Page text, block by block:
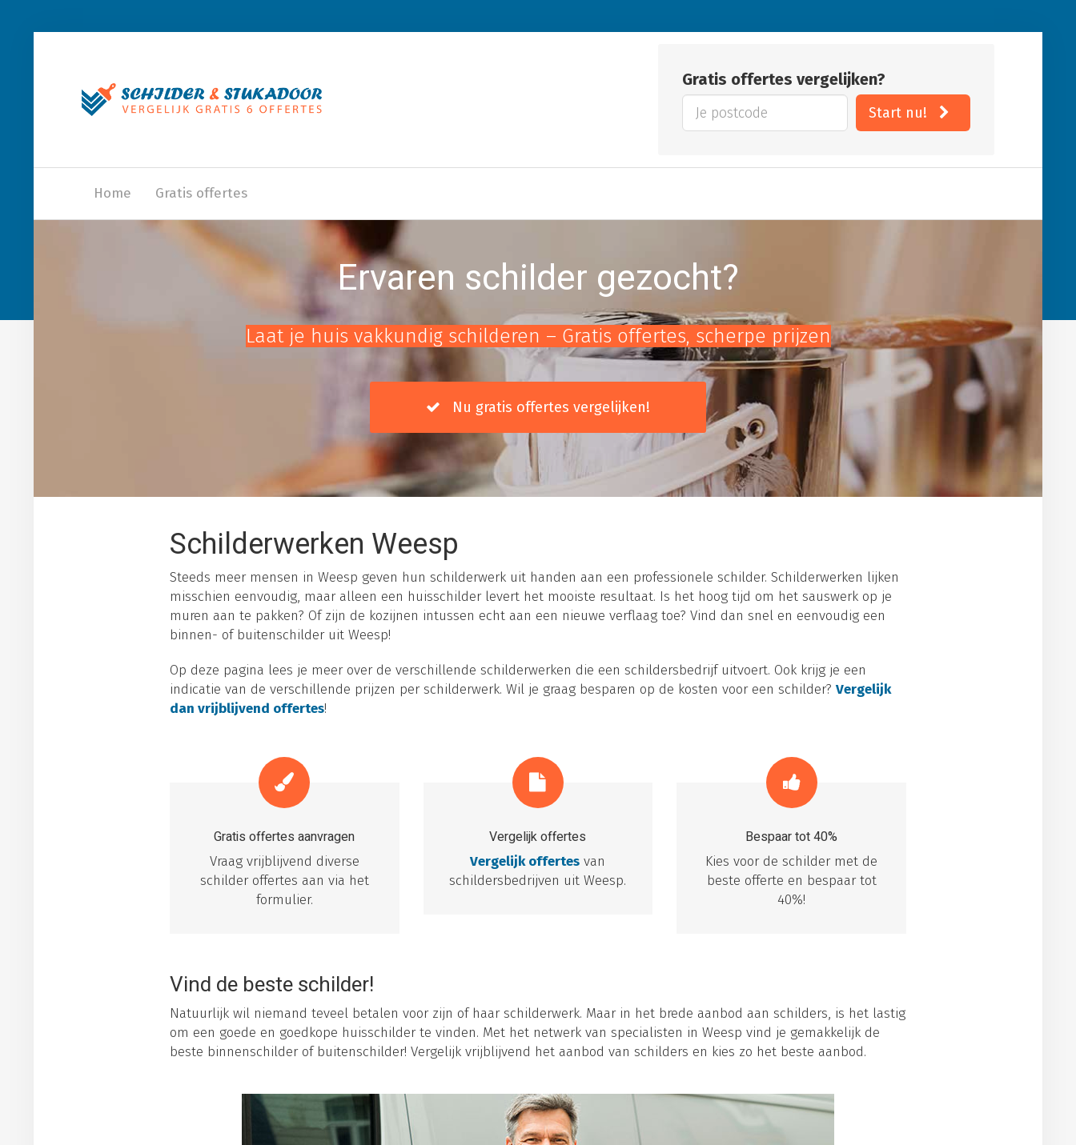
Gratis offertes vergelijken?
Start nu!
Home Gratis offertes
Ervaren schilder gezocht?
Laat je huis vakkundig schilderen – Gratis offertes, scherpe prijzen
Nu gratis offertes vergelijken!
Schilderwerken Weesp
Steeds meer mensen in Weesp geven hun schilderwerk uit handen aan een professionele schilder. Schilderwerken lijken
misschien eenvoudig, maar alleen een huisschilder levert het mooiste resultaat. Is het hoog tijd om het sauswerk op je
muren aan te pakken? Of zijn de kozijnen intussen echt aan een nieuwe verflaag toe? Vind dan snel en eenvoudig een
binnen- of buitenschilder uit Weesp!
Op deze pagina lees je meer over de verschillende schilderwerken die een schildersbedrijf uitvoert. Ook krijg je een
indicatie van de verschillende prijzen per schilderwerk. Wil je graag besparen op de kosten voor een schilder? Vergelijk
dan vrijblijvend offertes!
Gratis offertes aanvragen
Vraag vrijblijvend diverse
schilder offertes aan via het
formulier.
Vergelijk offertes
Vergelijk offertes van
schildersbedrijven uit Weesp.
Bespaar tot 40%
Kies voor de schilder met de
beste offerte en bespaar tot
40%!
Vind de beste schilder!
Natuurlijk wil niemand teveel betalen voor zijn of haar schilderwerk. Maar in het brede aanbod aan schilders, is het lastig
om een goede en goedkope huisschilder te vinden. Met het netwerk van specialisten in Weesp vind je gemakkelijk de
beste binnenschilder of buitenschilder! Vergelijk vrijblijvend het aanbod van schilders en kies zo het beste aanbod.